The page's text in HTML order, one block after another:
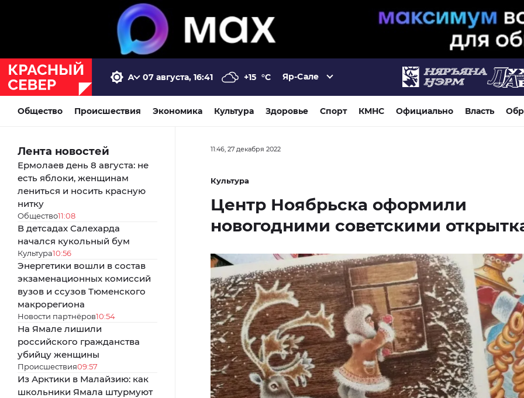
07 августа, 16:41 +15 °C Яр-Сале
Общество Происшествия Экономика Культура Здоровье Спорт КМНС Официально Власть
Лента новостей
Ермолаев день 8 августа: не
есть яблоки, женщинам
лениться и носить красную
нитку
Общество11:08
В детсадах Салехарда
начался кукольный бум
Культура10:56
Энергетики вошли в состав
экзаменационных комиссий
вузов и ссузов Тюменского
макрорегиона
Новости партнёров10:54
На Ямале лишили
российского гражданства
убийцу женщины
Происшествия09:57
Из Арктики в Малайзию: как
школьники Ямала штурмуют
11:46, 27 декабря 2022
Культура
Центр Ноябрьска оформили
новогодними советскими